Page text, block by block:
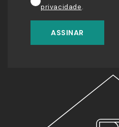
privacidade.
ASSINAR